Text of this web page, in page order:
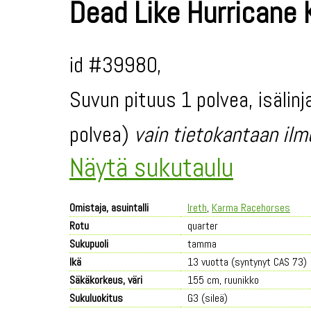
Dead Like Hurricane
id #39980,
Suvun pituus 1 polvea,
polvea) vain tietokantaan
Näytä sukutaulu
Omistaja, asuintalli Ireth, Karma Racehorses
Rotu
quarter
Sukupuoli
tamma
Ikä
13 vuotta (syntynyt CAS 73)
Säkäkorkeus, väri
155 cm, ruunikko
Sukuluokitus
G3 (sileä)